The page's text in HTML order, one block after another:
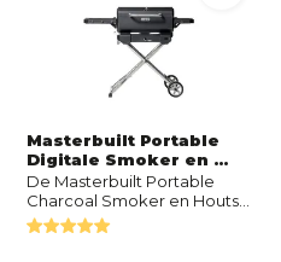
Masterbuilt Portable
Digitale Smoker en ...
De Masterbuilt Portable
Charcoal Smoker en Houts...